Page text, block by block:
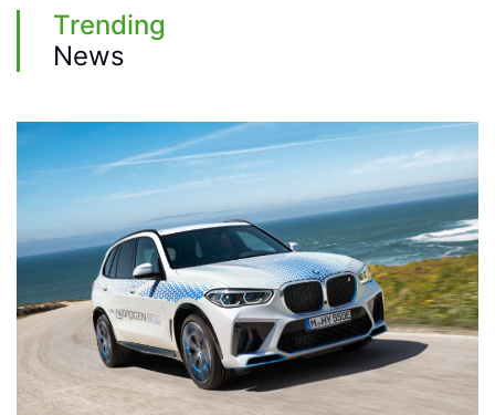
Trending
News